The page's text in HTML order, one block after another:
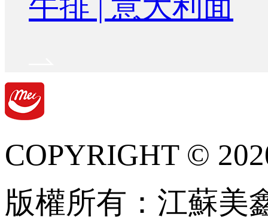
COPYRIGHT ©
版權所有：江蘇美